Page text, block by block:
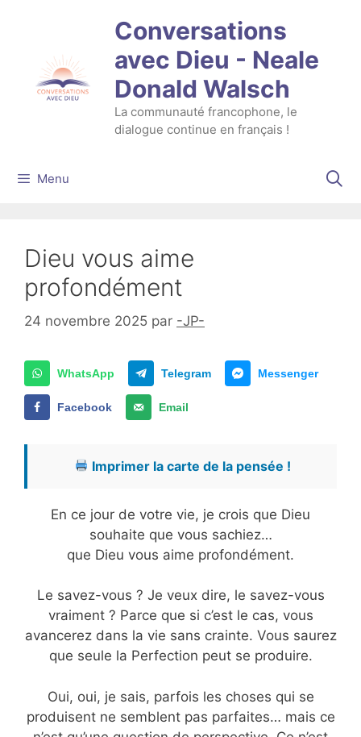
Conversations
avec Dieu - Neale
Donald Walsch
La communauté francophone, le
dialogue continue en français !
Menu
Dieu vous aime
profondément
24 novembre 2025 par -JP-
WhatsApp Telegram Messenger
Facebook Email
Imprimer la carte de la pensée !
En ce jour de votre vie, je crois que Dieu
souhaite que vous sachiez…
que Dieu vous aime profondément.
Le savez-vous ? Je veux dire, le savez-vous
vraiment ? Parce que si c’est le cas, vous
avancerez dans la vie sans crainte. Vous saurez
que seule la Perfection peut se produire.
Oui, oui, je sais, parfois les choses qui se
produisent ne semblent pas parfaites… mais ce